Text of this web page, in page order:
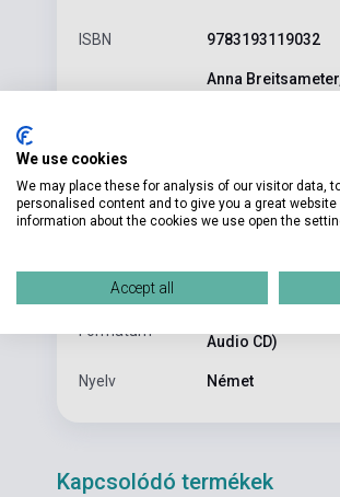
ISBN 9783193119032
Anna
Oldalszám
Kötés Puhakötés
Kiadási év
Formátum
Audio CD)
Nyelv Német
Kapcsolódó termékek
We use cookies
We may place these for analysis of our visitor data,
personalised content and to give you a great website
information about the cookies we use open the
Accept all